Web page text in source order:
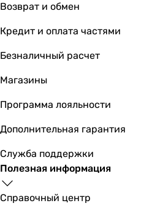
Возврат и обмен
Кредит и оплата частями
Безналичный расчет
Магазины
Программа лояльности
Дополнительная гарантия
Служба поддержки
Полезная информация
Справочный центр